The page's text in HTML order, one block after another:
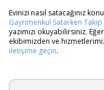
Evinizi nasıl satacağınız
Gayrimenkul Satarken
yazımızı okuyabilirsiniz.
ekibimizden ve
iletişime geçin.